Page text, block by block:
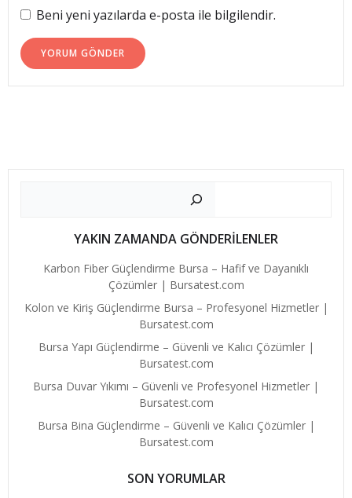
Beni yeni yazılarda e-posta ile bilgilendir.
Ara
YAKIN ZAMANDA GÖNDERİLENLER
Karbon Fiber Güçlendirme Bursa – Hafif ve Dayanıklı
Çözümler | Bursatest.com
Kolon ve Kiriş Güçlendirme Bursa – Profesyonel Hizmetler |
Bursatest.com
Bursa Yapı Güçlendirme – Güvenli ve Kalıcı Çözümler |
Bursatest.com
Bursa Duvar Yıkımı – Güvenli ve Profesyonel Hizmetler |
Bursatest.com
Bursa Bina Güçlendirme – Güvenli ve Kalıcı Çözümler |
Bursatest.com
SON YORUMLAR